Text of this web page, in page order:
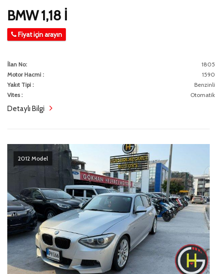
BMW 1,18 İ
Fiyat için arayın
İlan No:
1805
Motor Hacmi :
1590
Yakıt Tipi :
Benzinli
Vites :
Otomatik
Detaylı Bilgi
2012 Model